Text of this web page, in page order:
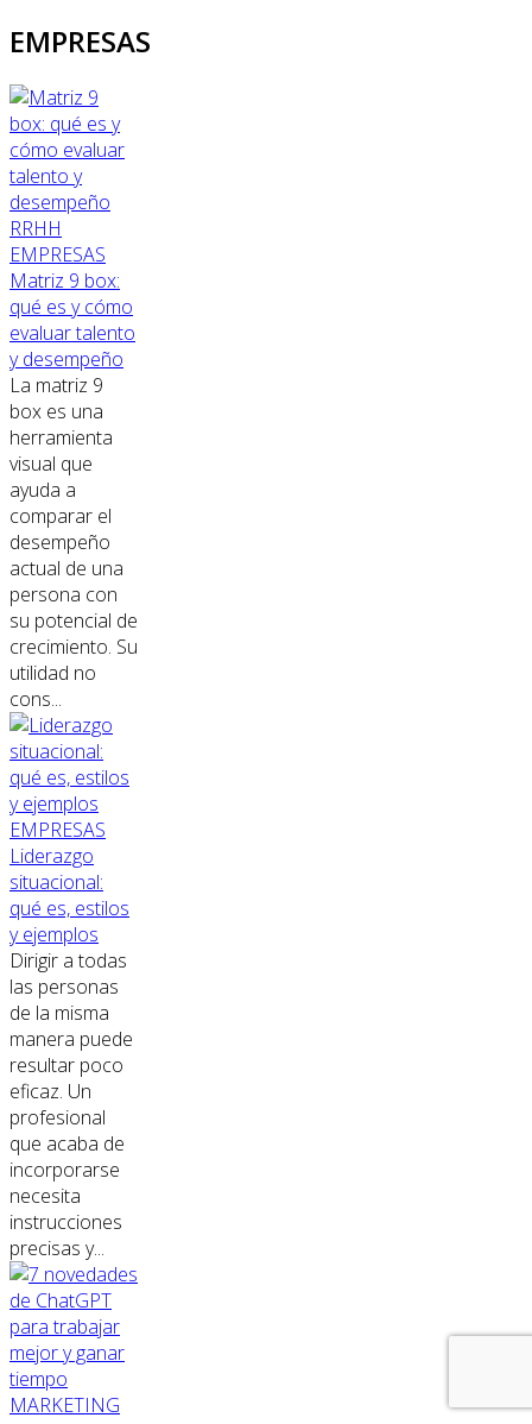
EMPRESAS
RRHH
EMPRESAS
Matriz 9 box:
qué es y cómo
evaluar talento
y desempeño
La matriz 9
box es una
herramienta
visual que
ayuda a
comparar el
desempeño
actual de una
persona con
su potencial de
crecimiento. Su
utilidad no
cons...
EMPRESAS
Liderazgo
situacional:
qué es, estilos
y ejemplos
Dirigir a todas
las personas
de la misma
manera puede
resultar poco
eficaz. Un
profesional
que acaba de
incorporarse
necesita
instrucciones
precisas y...
MARKETING